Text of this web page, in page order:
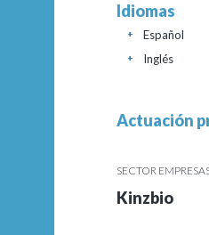
Idiomas
Español
+
Inglés
+
Actuación
SECTOR
Kinzbio